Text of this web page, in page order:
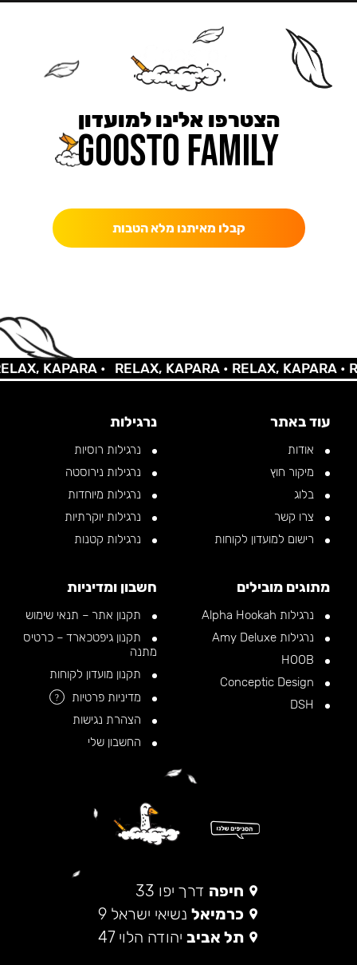
הצטרפו אלינו למועדון
קבלו מאיתנו מלא הטבות
KAPARA • RELAX, KAPARA •RELAX, KAPARA •
עוד באתר
אודות
מיקור חוץ
בלוג
צרו קשר
רישום למועדון לקוחות
נרגילות
נרגילות רוסיות
נרגילות נירוסטה
נרגילות מיוחדות
נרגילות יוקרתיות
נרגילות קטנות
מתוגים מובילים
נרגילות Alpha Hookah
נרגילות Amy Deluxe
חשבון ומדיניות
תקנון אתר – תנאי שימוש
תקנון גיפטכארד – כרטיס
מתנה
תקנון מועדון לקוחות
מדיניות פרטיות
?
הצהרת נגישות
החשבון שלי
חיפה דרך יפו 33
כרמיאל נשיאי ישראל 9
תל אביב יהודה הלוי 47